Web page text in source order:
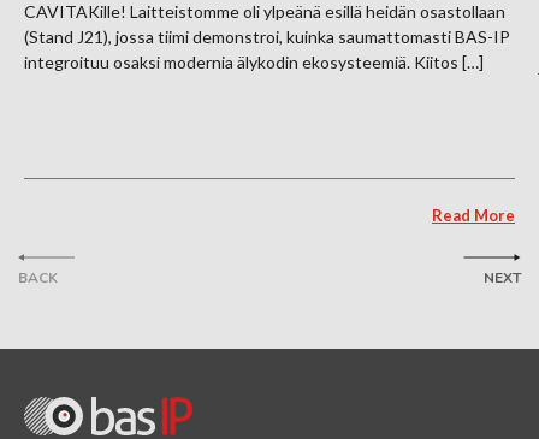
BACK
CAVITAKille! Laitteistomme oli ylpeänä esillä heidän osastollaan
(Stand J21), jossa tiimi demonstroi, kuinka saumattomasti BAS-IP
integroituu osaksi modernia älykodin ekosysteemiä. Kiitos […]
Read More
NEXT